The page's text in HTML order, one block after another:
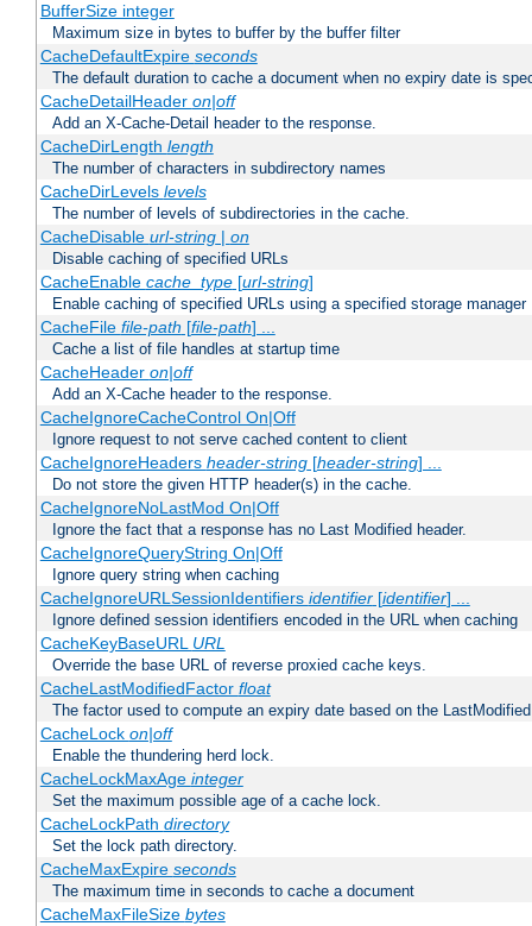
BufferSize integer
Maximum size in bytes to buffer by the buffer filter
CacheDefaultExpire seconds
The default duration to cache a document when no expiry date is
CacheDetailHeader on|off
Add an X-Cache-Detail header to the response.
CacheDirLength length
The number of characters in subdirectory names
CacheDirLevels levels
The number of levels of subdirectories in the cache.
CacheDisable url-string| on
Disable caching of specified URLs
CacheEnable cache_type[url-string]
Enable caching of specified URLs using a specified storage manager
CacheFile file-path [file-path] ...
Cache a list of file handles at startup time
CacheHeader on|off
Add an X-Cache header to the response.
CacheIgnoreCacheControl On|Off
Ignore request to not serve cached content to client
CacheIgnoreHeaders header-string[header-string] ...
Do not store the given HTTP header(s) in the cache.
CacheIgnoreNoLastMod On|Off
Ignore the fact that a response has no Last Modified header.
CacheIgnoreQueryString On|Off
Ignore query string when caching
CacheIgnoreURLSessionIdentifiers identifier[identifier] ...
Ignore defined session identifiers encoded in the URL when caching
CacheKeyBaseURL URL
Override the base URL of reverse proxied cache keys.
CacheLastModifiedFactor float
The factor used to compute an expiry date based on the
CacheLock on|off
Enable the thundering herd lock.
CacheLockMaxAge integer
Set the maximum possible age of a cache lock.
CacheLockPath directory
Set the lock path directory.
CacheMaxExpire seconds
The maximum time in seconds to cache a document
CacheMaxFileSize bytes